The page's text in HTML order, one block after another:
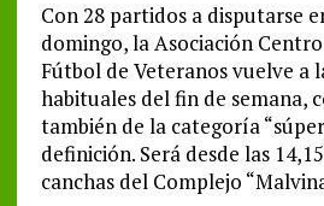
Con 28 partidos a disputarse
domingo, la Asociación
Fútbol de Veteranos vuelve a
habituales del fin de semana,
también de la categoría
definición. Será desde las
canchas del Complejo